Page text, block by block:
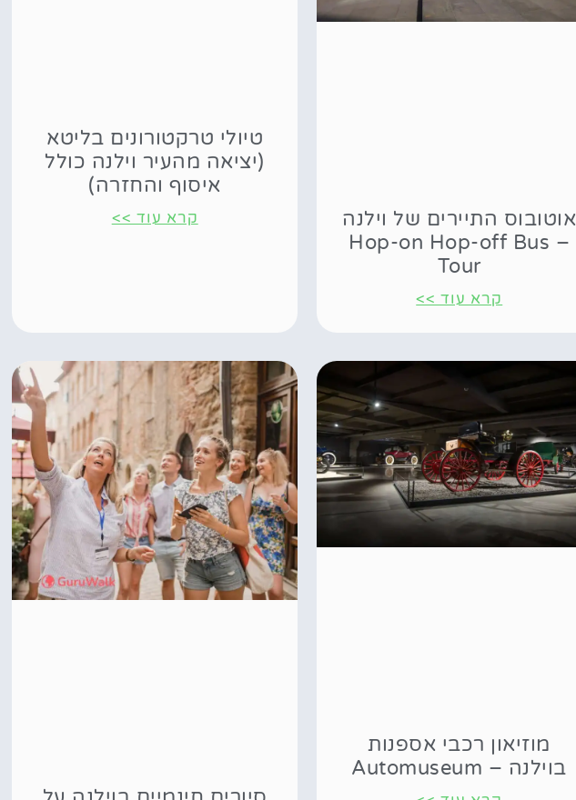
אוטובוס התיירים של וילנה
– Hop-on Hop-off Bus
Tour
קרא עוד >>
טיולי טרקטורונים בליטא
(יציאה מהעיר וילנה כולל
איסוף והחזרה)
קרא עוד >>
מוזיאון רכבי אספנות
בוילנה – Automuseum